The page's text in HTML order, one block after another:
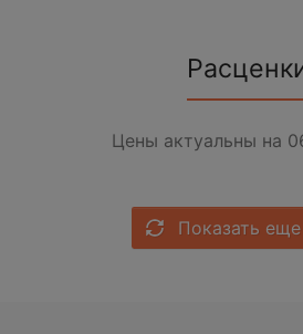
Цены актуальны на
Показать